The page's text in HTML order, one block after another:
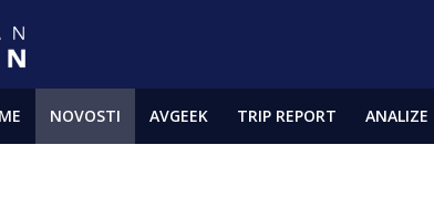
NOVOSTI AVGEEK TRIP REPORT ANALIZE